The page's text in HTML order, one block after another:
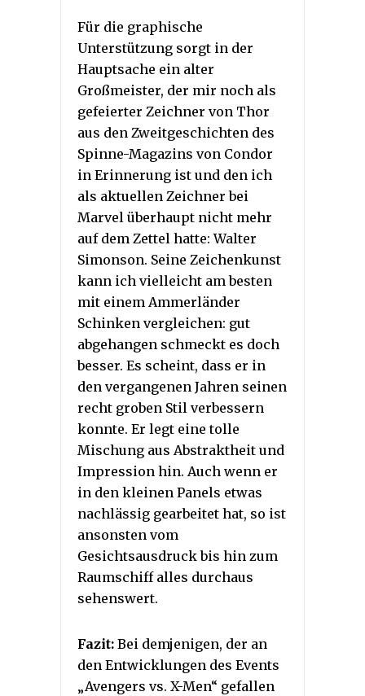
Für die graphische
Unterstützung sorgt in der
Hauptsache ein alter
Großmeister, der mir noch als
gefeierter Zeichner von Thor
aus den Zweitgeschichten des
Spinne-Magazins von Condor
in Erinnerung ist und den ich
als aktuellen Zeichner bei
Marvel überhaupt nicht mehr
auf dem Zettel hatte: Walter
Simonson. Seine Zeichenkunst
kann ich vielleicht am besten
mit einem Ammerländer
Schinken vergleichen: gut
abgehangen schmeckt es doch
besser. Es scheint, dass er in
den vergangenen Jahren seinen
recht groben Stil verbessern
konnte. Er legt eine tolle
Mischung aus Abstraktheit und
Impression hin. Auch wenn er
in den kleinen Panels etwas
nachlässig gearbeitet hat, so ist
ansonsten vom
Gesichtsausdruck bis hin zum
Raumschiff alles durchaus
sehenswert.
Fazit: Bei demjenigen, der an
den Entwicklungen des Events
„Avengers vs. X-Men“ gefallen